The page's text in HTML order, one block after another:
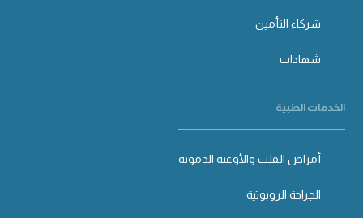
شركاء التأمين
شهادات
الخدمات الطبية
أمراض القلب والأوعية الدموية
الجراحة الروبوتية